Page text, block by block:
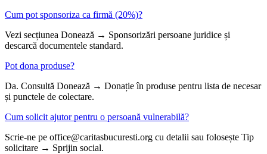
Cum pot sponsoriza ca firmă (20%)?
Vezi secțiunea Donează → Sponsorizări persoane juridice și
descarcă documentele standard.
Pot dona produse?
Da. Consultă Donează → Donație în produse pentru lista de necesar
și punctele de colectare.
Cum solicit ajutor pentru o persoană vulnerabilă?
Scrie-ne pe office@caritasbucuresti.org cu detalii sau folosește Tip
solicitare → Sprijin social.